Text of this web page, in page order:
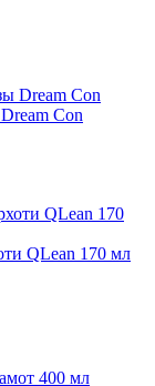
Con
QLean 170 мл